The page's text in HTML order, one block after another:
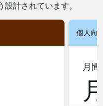
計されています。
個人向
月